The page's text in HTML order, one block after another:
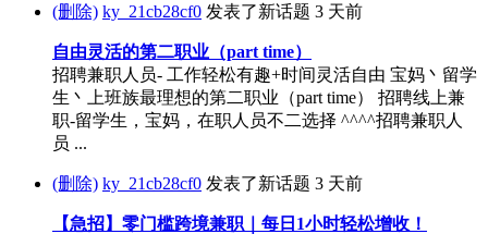
(删除) ky_21cb28cf0 发表了新话题 3 天前
自由灵活的第二职业（part time）
招聘兼职人员- 工作轻松有趣+时间灵活自由 宝妈丶留学
生丶上班族最理想的第二职业（part time） 招聘线上兼
职-留学生，宝妈，在职人员不二选择 ^^^^招聘兼职人
员 ...
(删除) ky_21cb28cf0 发表了新话题 3 天前
【急招】零门槛跨境兼职｜每日1小时轻松增收！